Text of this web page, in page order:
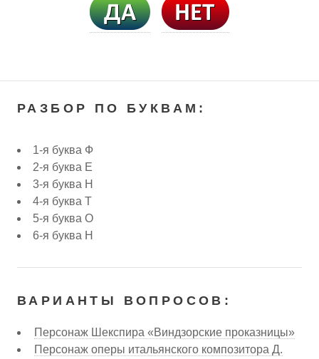
РАЗБОР ПО БУКВАМ:
1-я буква Ф
2-я буква Е
3-я буква Н
4-я буква Т
5-я буква О
6-я буква Н
ВАРИАНТЫ ВОПРОСОВ:
Персонаж Шекспира «Виндзорские проказницы»
Персонаж оперы итальянского композитора Д.